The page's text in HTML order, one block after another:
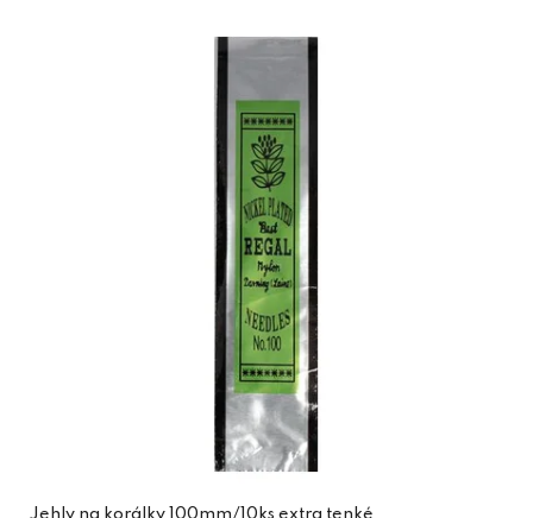
Jehly na korálky 100mm/10ks extra tenké